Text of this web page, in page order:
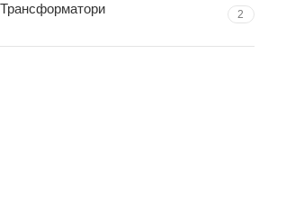
Трансформатори 2